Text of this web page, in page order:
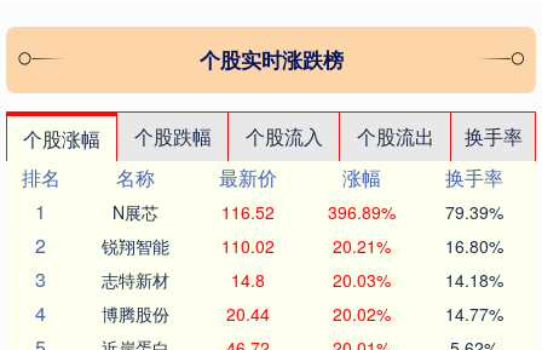
个股实时涨跌榜
个股涨幅 个股跌幅 个股流入 个股流出
换手率
排名
名称 最新价 涨幅
换手率
1
N展芯 116.52 396.89% 79.39%
2 锐翔智能 110.02 20.21% 16.80%
3 志特新材 14.8 20.03% 14.18%
4 博腾股份 20.44 20.02% 14.77%